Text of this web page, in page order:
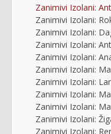
Zanimivi Izolani:
Zanimivi Izolani:
Zanimivi Izolani:
Zanimivi Izolani:
Zanimivi Izolani:
Zanimivi Izolani:
Zanimivi Izolani:
Zanimivi Izolani:
Zanimivi Izolani:
Zanimivi Izolani:
Zanimivi Izolani: